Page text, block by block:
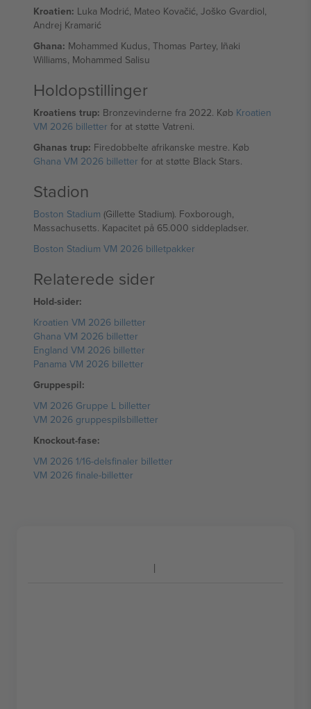
Kroatien: Luka Modrić, Mateo Kovačić, Joško Gvardiol,
Andrej Kramarić
Ghana: Mohammed Kudus, Thomas Partey, Iñaki
Williams, Mohammed Salisu
Holdopstillinger
Kroatiens trup: Bronzevinderne fra 2022. Køb Kroatien
VM 2026 billetter for at støtte Vatreni.
Ghanas trup: Firedobbelte afrikanske mestre. Køb
Ghana VM 2026 billetter for at støtte Black Stars.
Stadion
Boston Stadium (Gillette Stadium). Foxborough,
Massachusetts. Kapacitet på 65.000 siddepladser.
Boston Stadium VM 2026 billetpakker
Relaterede sider
Hold-sider:
Kroatien VM 2026 billetter
Ghana VM 2026 billetter
England VM 2026 billetter
Panama VM 2026 billetter
Gruppespil:
VM 2026 Gruppe L billetter
VM 2026 gruppespilsbilletter
Knockout-fase:
VM 2026 1/16-delsfinaler billetter
VM 2026 finale-billetter